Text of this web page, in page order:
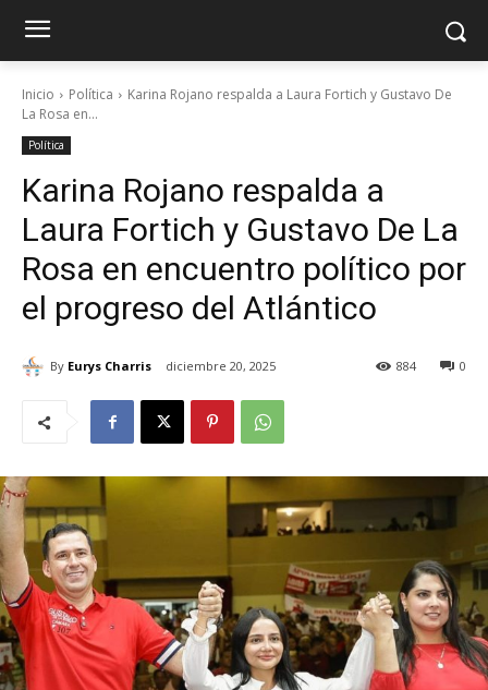
Inicio Política
Karina Rojano respalda a Laura Fortich y Gustavo De
La Rosa en...
Política
Karina Rojano respalda a
Laura Fortich y Gustavo De La
Rosa en encuentro político por
el progreso del Atlántico
By Eurys Charris diciembre 20, 2025 0
884